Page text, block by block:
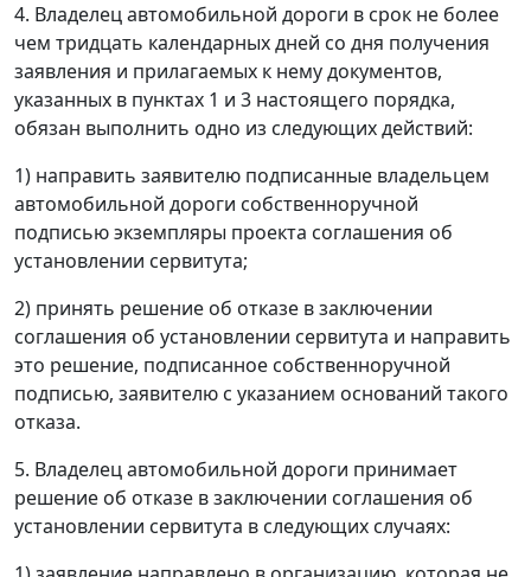
4. Владелец автомобильной дороги в срок не более
чем тридцать календарных дней со дня получения
заявления и прилагаемых к нему документов,
указанных в пунктах 1 и 3 настоящего порядка,
обязан выполнить одно из следующих действий:
1) направить заявителю подписанные владельцем
автомобильной дороги собственноручной
подписью экземпляры проекта соглашения об
установлении сервитута;
2) принять решение об отказе в заключении
соглашения об установлении сервитута и направить
это решение, подписанное собственноручной
подписью, заявителю с указанием оснований такого
отказа.
5. Владелец автомобильной дороги принимает
решение об отказе в заключении соглашения об
установлении сервитута в следующих случаях: